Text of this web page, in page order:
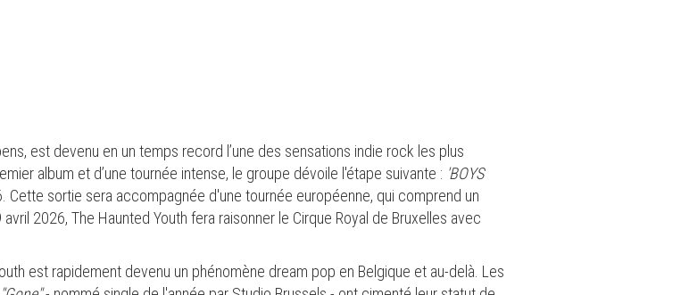
est devenu en un temps record l’une des sensations indie rock les plus
album et d’une tournée intense, le groupe dévoile l'étape suivante : 'BOYS
Cette sortie sera accompagnée d'une tournée européenne, qui comprend un
2026, The Haunted Youth fera raisonner le Cirque Royal de Bruxelles avec
est rapidement devenu un phénomène dream pop en Belgique et au-delà. Les